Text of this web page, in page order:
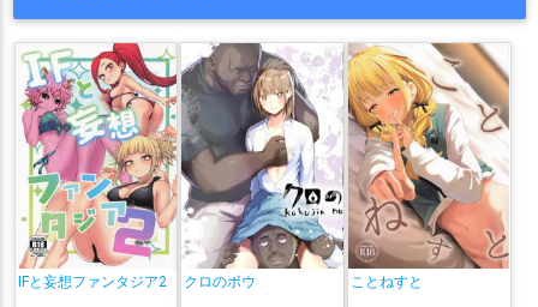
IFと妄想ファンタジア2 クロのボウ ことねすと